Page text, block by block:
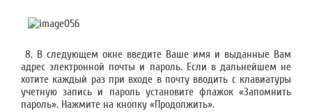
8. В следующем окне введите Ваше имя и выданные Вам
адрес электронной почты и пароль. Если в дальнейшем не
хотите каждый раз при входе в почту вводить с клавиатуры
учетную запись и пароль установите флажок «Запомнить
пароль». Нажмите на кнопку «Продолжить».